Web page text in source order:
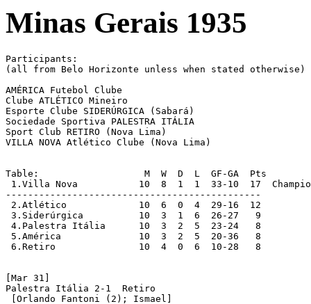
Minas Gerais 1935
Participants:
(all from Belo Horizonte unless when stated otherwise)
AMÉRICA Futebol Clube
Clube ATLÉTICO Mineiro
Esporte Clube SIDERÚRGICA (Sabará)
Sociedade Sportiva PALESTRA ITÁLIA
Sport Club RETIRO (Nova Lima)
VILLA NOVA Atlético Clube (Nova Lima)
Table:                	 M  W  D  L  GF-GA  Pts
1.Villa Nova		10  8  1  1  33-10  17  Champions
----------------------------------------------
2.Atlético		10  6  0  4  29-16  12
3.Siderúrgica		10  3  1  6  26-27   9
4.Palestra Itália	10  3  2  5  23-24   8
5.América		10  3  2  5  20-36   8
6.Retiro		10  4  0  6  10-28   8
[Mar 31]
Palestra Itália 2-1  Retiro
[Orlando Fantoni (2); Ismael]